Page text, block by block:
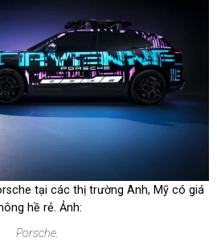
tại các thị trường Anh, Mỹ có giá
hề rẻ. Ảnh:
Porsche.